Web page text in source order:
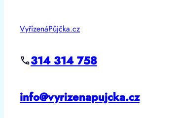
VyřízenáPůjčka.cz
314 314 758
info@vyrizenapujcka.cz